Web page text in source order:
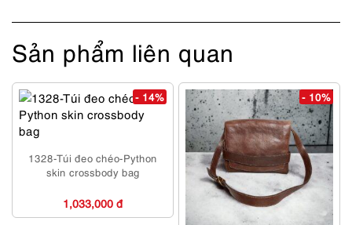
Sản phẩm liên quan
- 14%
1328-Túi đeo chéo-Python
skin crossbody bag
1,033,000 đ
- 10%